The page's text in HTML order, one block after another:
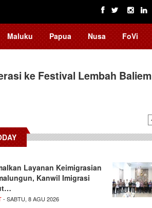
Maluku Papua Nusa FoVi
ke Festival Lembah Baliem
Layanan Keimigrasian
Kanwil Imigrasi
- SABTU, 8 AGU 2026